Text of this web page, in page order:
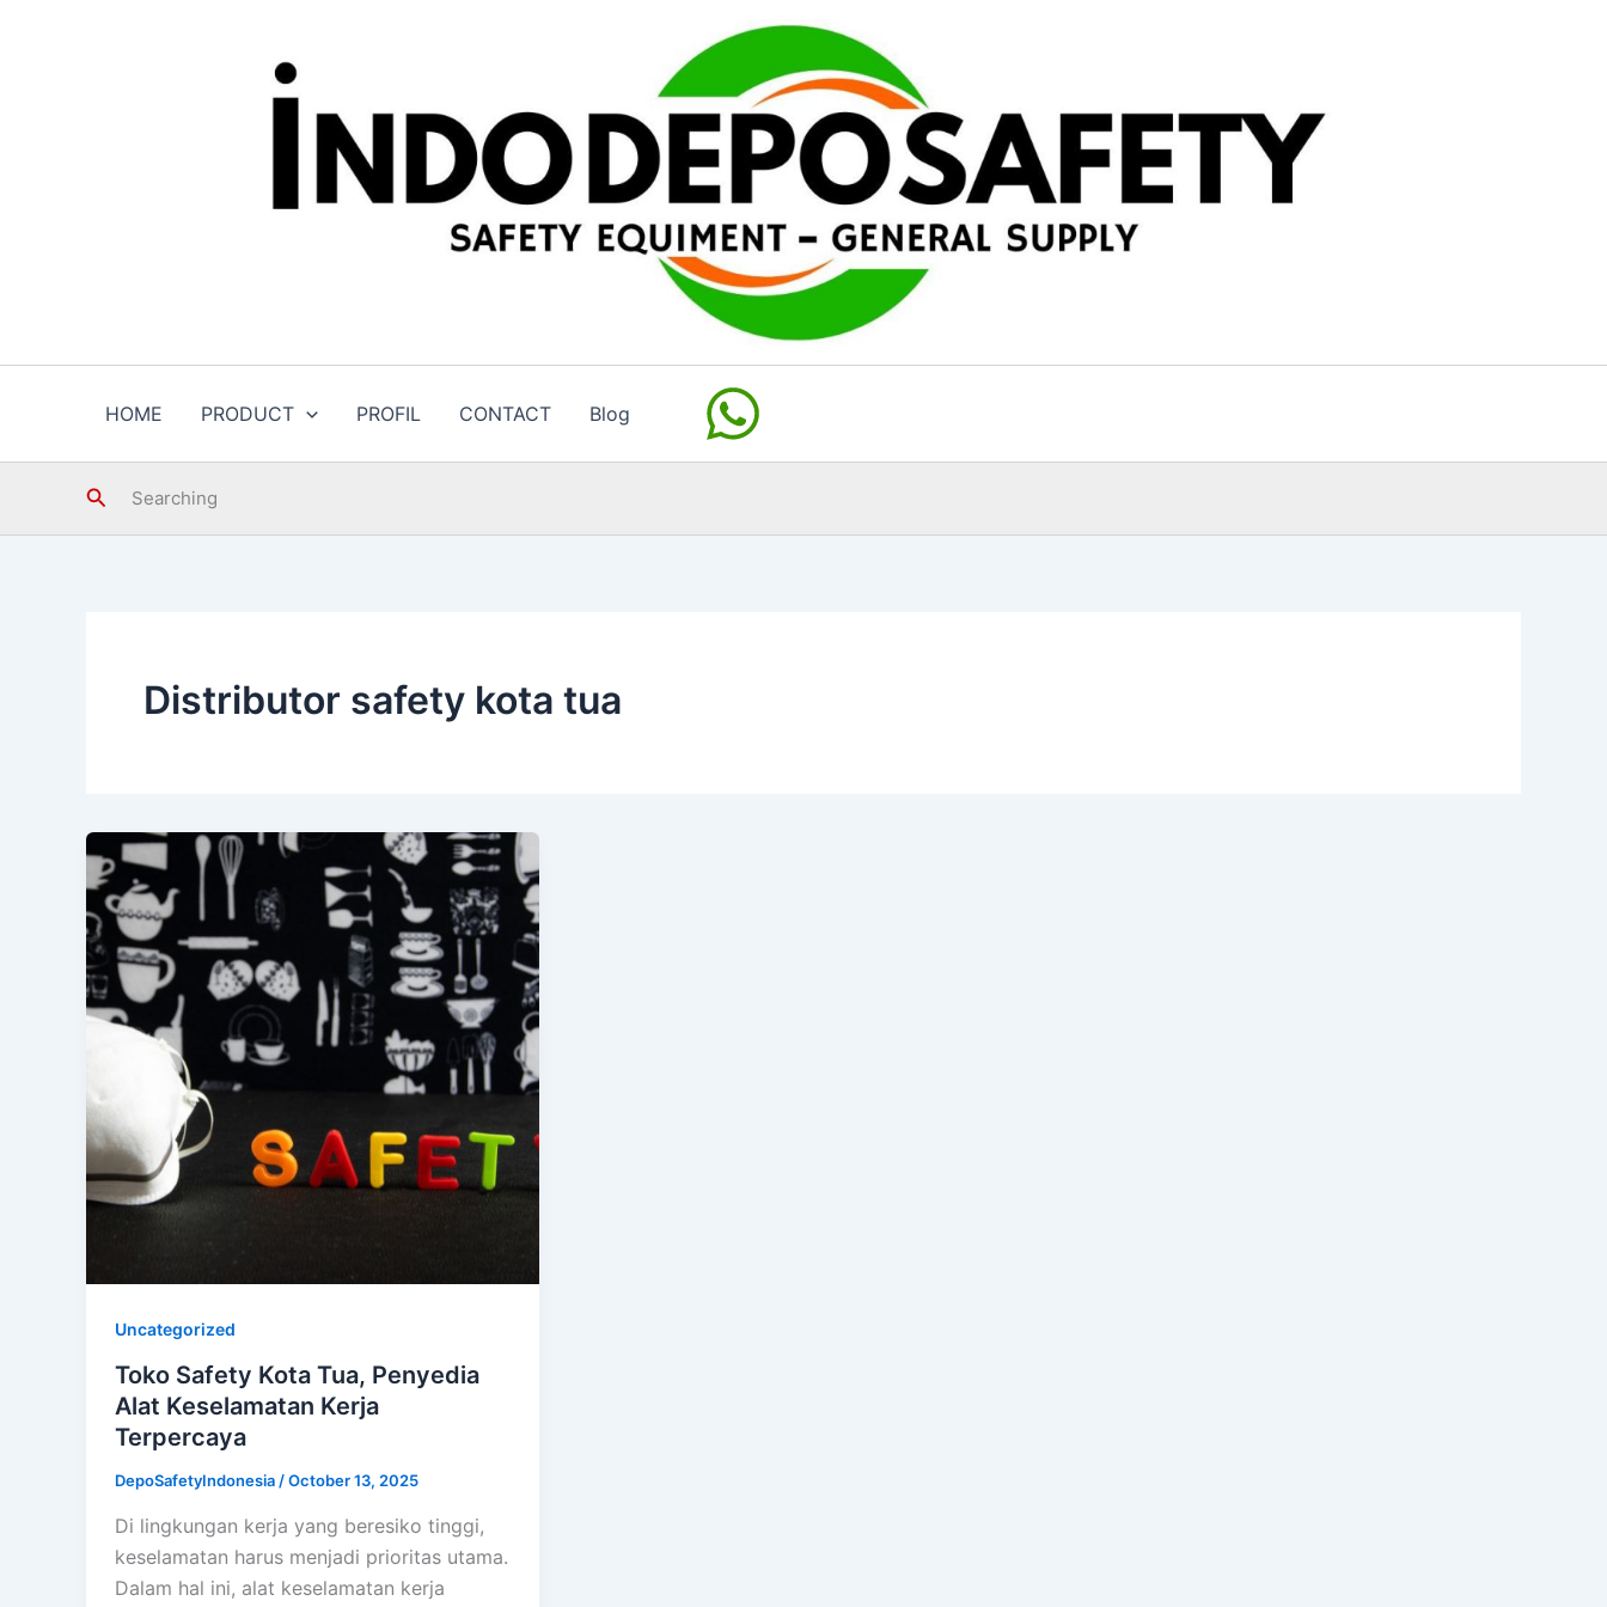
HOME PRODUCT PROFIL CONTACT Blog
SearchSearching
Distributor safety kota tua
Uncategorized
Toko Safety Kota Tua, Penyedia
Alat Keselamatan Kerja
Terpercaya
DepoSafetyIndonesia/October 13, 2025
Di lingkungan kerja yang beresiko tinggi,
keselamatan harus menjadi prioritas utama.
Dalam hal ini, alat keselamatan kerja